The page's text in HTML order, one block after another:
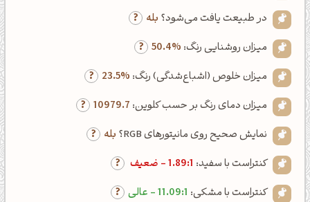
در طبیعت یافت می‌شود؟ بله
میزان روشنایی رنگ: 50.4%
میزان خلوص (اشباع‌شدگی) رنگ: 23.5%
میزان دمای رنگ بر حسب کلوین: 10979.7
نمایش صحیح روی مانیتورهای RGB؟
بله
کنتراست با سفید: 1.89:1 - ضعیف
کنتراست با مشکی: 11.09:1 - عالی